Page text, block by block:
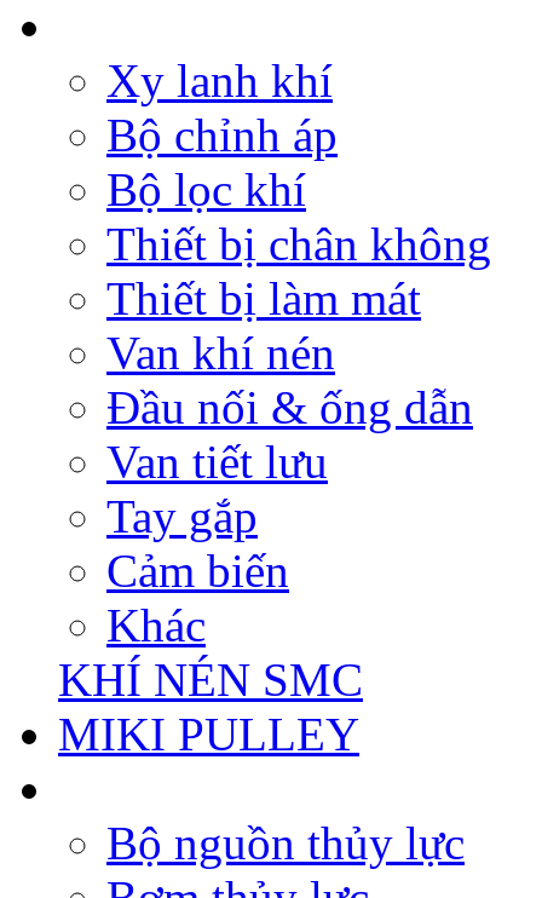
Xy lanh khí
Bộ chỉnh áp
Bộ lọc khí
Thiết bị chân không
Thiết bị làm mát
Van khí nén
Đầu nối & ống dẫn
Van tiết lưu
Tay gắp
Cảm biến
Khác
KHÍ NÉN SMC
MIKI PULLEY
Bộ nguồn thủy lực